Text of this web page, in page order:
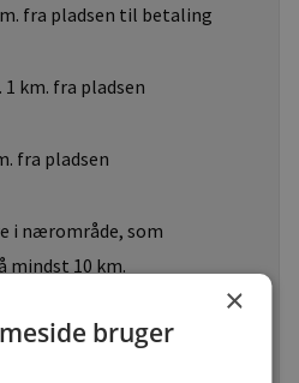
fra pladsen til betaling
km. fra pladsen
fra pladsen
i nærområde, som
mindst 10 km.
som folder/min. 3 stk. Rute
×
bruger